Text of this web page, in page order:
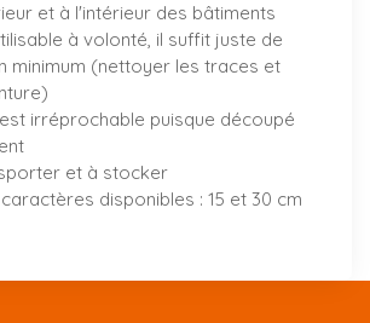
et à l'intérieur des bâtiments
à volonté, il suffit juste de
minimum (nettoyer les traces et
irréprochable puisque découpé
et à stocker
disponibles : 15 et 30 cm